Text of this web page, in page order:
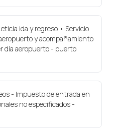
ida y regreso • Servicio
y acompañamiento
día aeropuerto - puerto
- Impuesto de entrada en
no especificados -